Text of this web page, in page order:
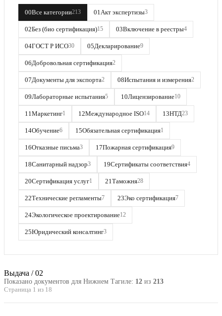
00Все категории213 01 Акт экспертизы3
02Без (био сертификация)15 03Включение в реестры4
04ГОСТ Р ИСО30 05Декларирование9
06Добровольная сертификация2
07Документы для экспорта2 08Испытания и измерения2
09Лабораторные испытания5 10Лицензирование10
11 Маркетинг1 12Международное ISO14 13НТД23
14Обучение6 15Обязательная сертификация1
16Отказные письма3 17Пожарная сертификация9
18Санитарный надзор3 19Сертификаты соответствия4
20Сертификация услуг1 21 Таможня28
22Технические регламенты7 23Эко сертификация7
24Экологическое проектирование12
25Юридический консалтинг3
Выдача / 02
Показано документов для Нижнем Тагиле: 12 из 213
Страница 1 из 18